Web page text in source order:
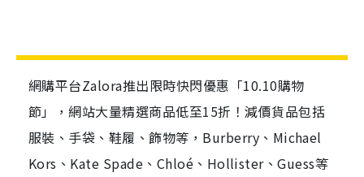
網購平台Zalora推出限時快閃優惠「10.10購物
節」，網站大量精選商品低至15折！減價貨品包括
服裝、手袋、鞋履、飾物等，Burberry、Michael
Kors、Kate Spade、Chloé、Hollister、Guess等